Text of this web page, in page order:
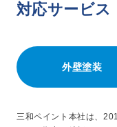
対応サービス
外壁塗装
三和ペイント本社は、